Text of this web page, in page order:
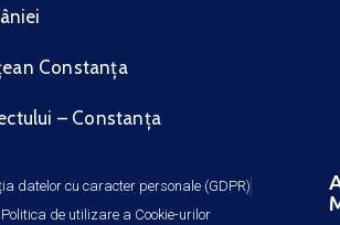
Constanța
– Constanța
datelor cu caracter personale (GDPR)
Politica de utilizare a Cookie-urilor